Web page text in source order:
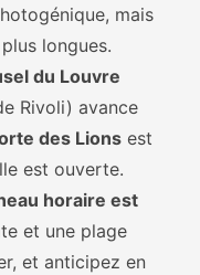
mais
longues.
du Louvre
Rivoli) avance
des Lions est
est ouverte.
horaire est
et une plage
et anticipez en